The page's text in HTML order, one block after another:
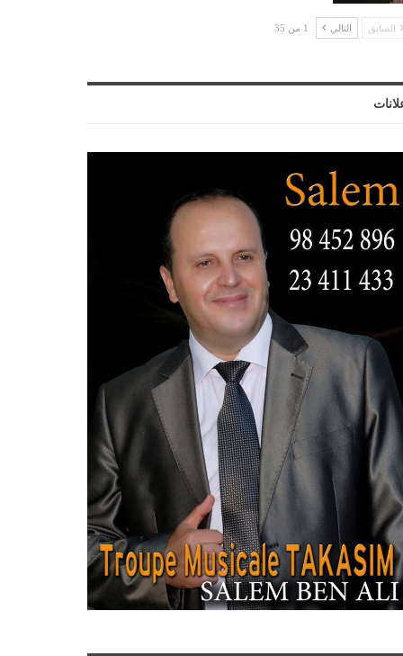
السابق التالي 1 من 35